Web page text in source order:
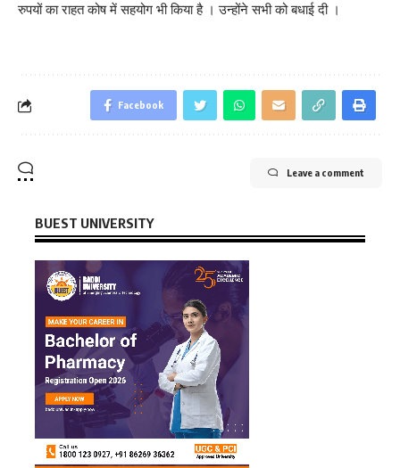
रुपयों का राहत कोष में सहयोग भी किया है । उन्होंने सभी को बधाई दी ।
Facebook
Leave a comment
BUEST UNIVERSITY